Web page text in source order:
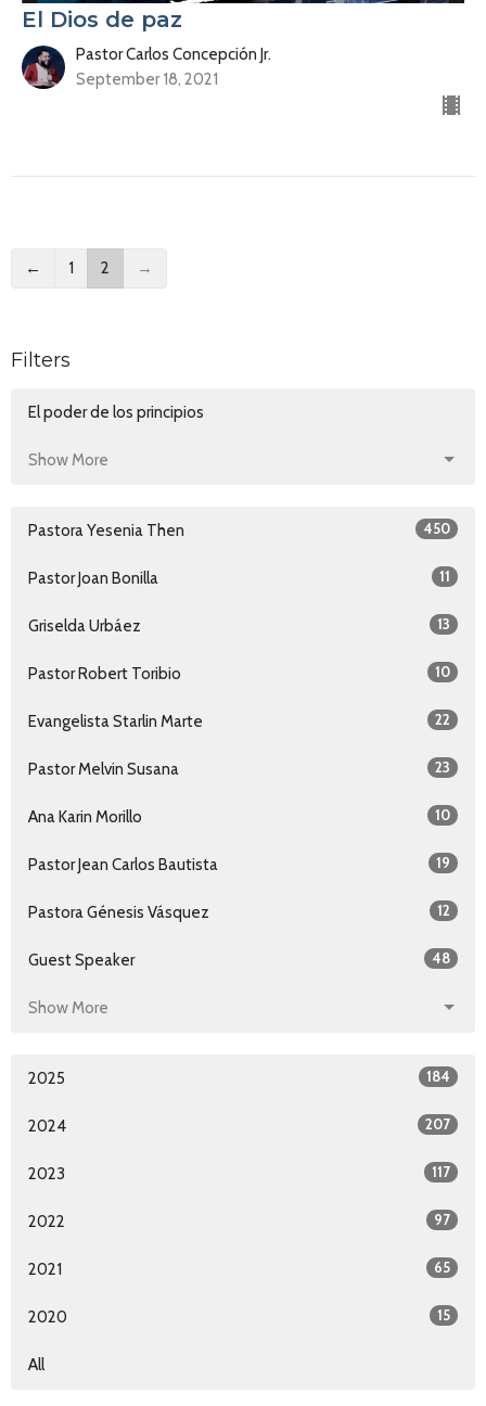
El Dios de paz
Pastor Carlos Concepción Jr.
September 18, 2021
← 1 2 →
Filters
El poder de los principios
Show More
Pastora Yesenia Then 450
Pastor Joan Bonilla 11
Griselda Urbáez 13
Pastor Robert Toribio 10
Evangelista Starlin Marte 22
Pastor Melvin Susana 23
Ana Karin Morillo 10
Pastor Jean Carlos Bautista 19
Pastora Génesis Vásquez 12
Guest Speaker 48
Show More
2025 184
2024 207
2023 117
2022 97
2021 65
2020 15
All